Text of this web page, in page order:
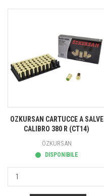
OZKURSAN CARTUCCE A SALVE
CALIBRO 380 R (CT14)
ÖZKURSAN
DISPONIBILE